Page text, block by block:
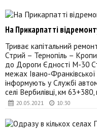
20.05.2021 10:30
На Прикарпатті
Триває капітальний
Стрий – Тернопіль –
до Дороги Єдності М-30
межах Івано-
інформують у Службі
селі Вербилівці, км